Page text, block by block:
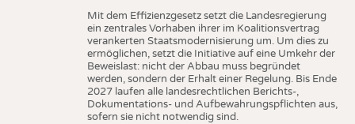
Mit dem Effizienzgesetz setzt die Landesregierung
ein zentrales Vorhaben ihrer im Koalitionsvertrag
verankerten Staatsmodernisierung um. Um dies zu
ermöglichen, setzt die Initiative auf eine Umkehr der
Beweislast: nicht der Abbau muss begründet
werden, sondern der Erhalt einer Regelung. Bis Ende
2027 laufen alle landesrechtlichen Berichts-,
Dokumentations- und Aufbewahrungspflichten aus,
sofern sie nicht notwendig sind.